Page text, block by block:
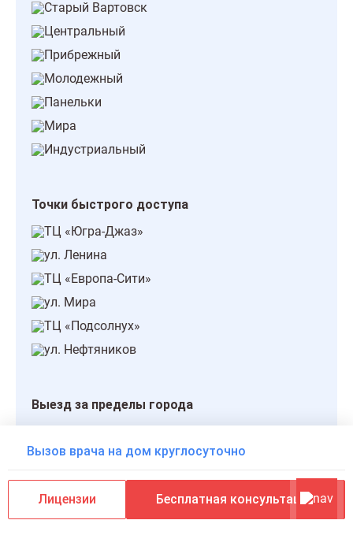
Вызов врача на дом круглосуточно
Лицензии Бесплатная консультация
Старый Вартовск
Центральный
Прибрежный
Молодежный
Панельки
Мира
Индустриальный
Точки быстрого доступа
ТЦ «Югра-Джаз»
ул. Ленина
ТЦ «Европа-Сити»
ул. Мира
ТЦ «Подсолнух»
ул. Нефтяников
Выезд за пределы города
Излучинск
Лангепас
Покачи